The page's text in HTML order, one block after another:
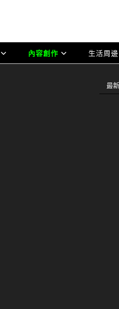
內容創作 生活周邊